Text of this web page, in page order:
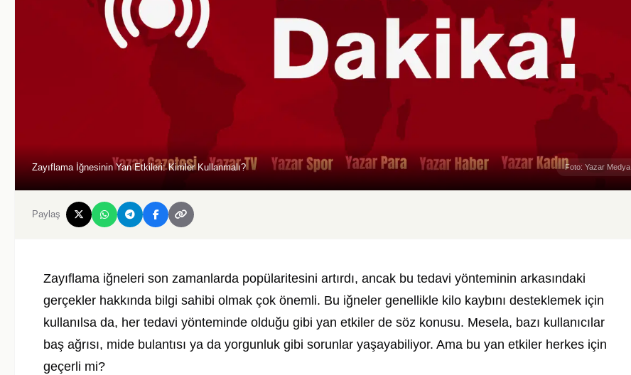
Zayıflama İğnesinin Yan Etkileri: Kimler Kullanmalı? Foto: Yazar Medya
Paylaş
Zayıflama iğneleri son zamanlarda popülaritesini artırdı, ancak bu tedavi yönteminin arkasındaki
gerçekler hakkında bilgi sahibi olmak çok önemli. Bu iğneler genellikle kilo kaybını desteklemek için
kullanılsa da, her tedavi yönteminde olduğu gibi yan etkiler de söz konusu. Mesela, bazı kullanıcılar
baş ağrısı, mide bulantısı ya da yorgunluk gibi sorunlar yaşayabiliyor. Ama bu yan etkiler herkes için
geçerli mi?